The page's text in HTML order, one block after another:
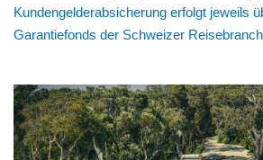
Kundengelderabsicherung erfolgt jeweils
Garantiefonds der Schweizer